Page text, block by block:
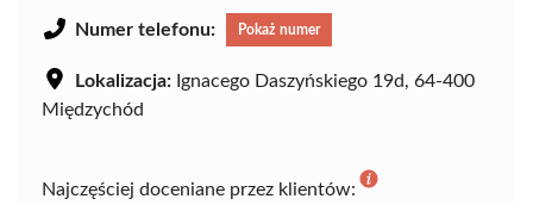
Numer telefonu: Pokaż numer
Lokalizacja: Ignacego Daszyńskiego 19d, 64-400
Międzychód
Najczęściej doceniane przez klientów: